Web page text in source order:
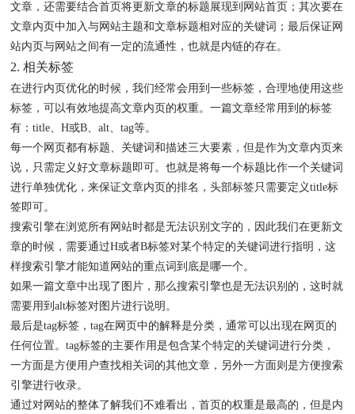
文章，还需要结合首页将更新文章的标题展现到网站首页；其次要在
文章内页中加入与网站主题和文章标题相对应的关键词；最后保证网
站内页与网站之间有一定的流通性，也就是内链的存在。
2. 相关标签
在进行内页优化的时候，我们经常会用到一些标签，合理地使用这些
标签，可以有效地提高文章内页的权重。一篇文章经常用到的标签
有：title、H或B、alt、tag等。
每一个网页都有标题、关键词和描述三大要素，但是作为文章内页来
说，只需定义好文章标题即可。也就是将每一个标题比作一个关键词
进行单独优化，来保证文章内页的排名，头部标签只需要定义title标
签即可。
搜索引擎在浏览所有网站时都是无法识别文字的，因此我们在更新文
章的时候，需要通过H或者B标签对某个特定的关键词进行指明，这
样搜索引擎才能知道网站的重点词到底是哪一个。
如果一篇文章中出现了图片，那么搜索引擎也是无法识别的，这时就
需要用到alt标签对图片进行说明。
最后是tag标签，tag在网页中的解释是分类，通常可以出现在网页的
任何位置。tag标签的主要作用是包含某个特定的关键词进行分类，
一方面是方便用户查找相关词的其他文章，另外一方面则是方便搜索
引擎进行收录。
通过对网站的整体了解我们不难看出，首页的权重是最高的，但是内